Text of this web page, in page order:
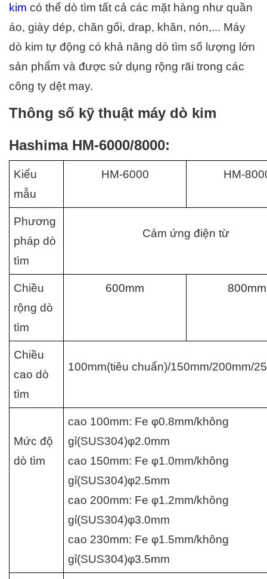
kim có thể dò tìm tất cả các mặt hàng như quần
áo, giày dép, chăn gối, drap, khăn, nón,... Máy
dò kim tự động có khả năng dò tìm số lượng lớn
sản phẩm và được sử dụng rộng rãi trong các
công ty dệt may.
Thông số kỹ thuật máy dò kim
Hashima HM-6000/8000:
Kiểu
mẫu
HM-6000 HM-
Phương
pháp dò
tìm
Cảm ứng điện từ
Chiều
rộng dò
tìm
600mm 800mm
Chiều
cao dò
tìm
100mm(tiêu chuẩn)/150mm/200mm/
Mức độ
dò tìm
cao 100mm: Fe φ0.8mm/không
gỉ(SUS304)φ2.0mm
cao 150mm: Fe φ1.0mm/không
gỉ(SUS304)φ2.5mm
cao 200mm: Fe φ1.2mm/không
gỉ(SUS304)φ3.0mm
cao 230mm: Fe φ1.5mm/không
gỉ(SUS304)φ3.5mm